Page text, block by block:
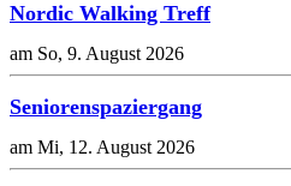
Nordic Walking Treff
am So, 9. August 2026
Seniorenspaziergang
am Mi, 12. August 2026